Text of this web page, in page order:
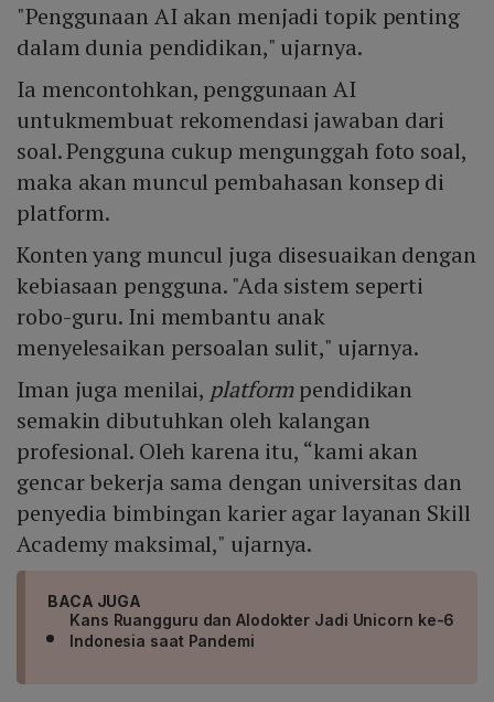
"Penggunaan AI akan menjadi topik penting
dalam dunia pendidikan," ujarnya.
Ia mencontohkan, penggunaan AI
untukmembuat rekomendasi jawaban dari
soal. Pengguna cukup mengunggah foto soal,
maka akan muncul pembahasan konsep di
platform.
Konten yang muncul juga disesuaikan dengan
kebiasaan pengguna. "Ada sistem seperti
robo-guru. Ini membantu anak
menyelesaikan persoalan sulit," ujarnya.
Iman juga menilai, platformpendidikan
semakin dibutuhkan oleh kalangan
profesional. Oleh karena itu, “kami akan
gencar bekerja sama dengan universitas dan
penyedia bimbingan karier agar layanan Skill
Academy maksimal," ujarnya.
BACA JUGA
Kans Ruangguru dan Alodokter Jadi Unicorn ke-6
Indonesia saat Pandemi